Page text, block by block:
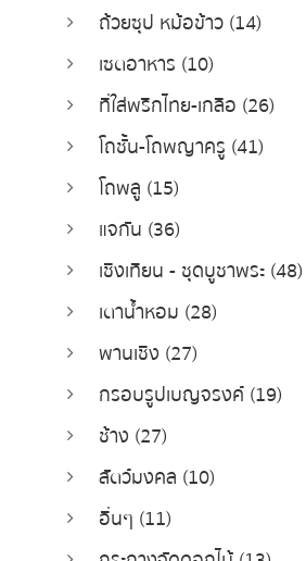
ถ้วยซุป หม้อข้าว (14)
เซตอาหาร (10)
ที่ใส่พริกไทย-เกลือ (26)
โถชั้น-โถพญาครู (41)
โถพลู (15)
แจกัน (36)
เชิงเทียน - ชุดบูชาพระ (48)
เตาน้ำหอม (28)
พานเชิง (27)
กรอบรูปเบญจรงค์ (19)
ช้าง (27)
สัตว์มงคล (10)
อื่นๆ (11)